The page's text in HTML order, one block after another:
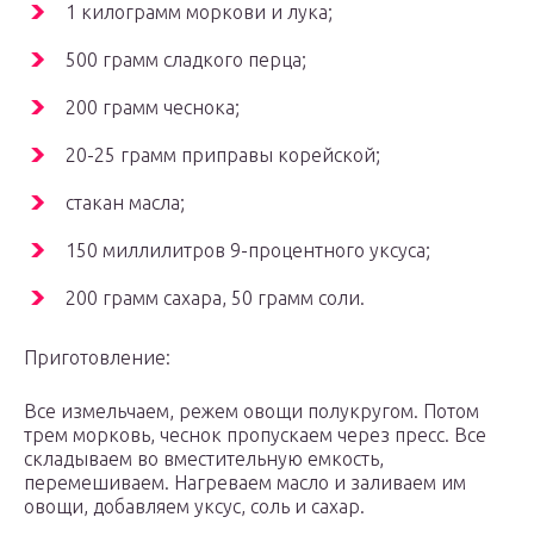
1 килограмм моркови и лука;
500 грамм сладкого перца;
200 грамм чеснока;
20-25 грамм приправы корейской;
стакан масла;
150 миллилитров 9-процентного уксуса;
200 грамм сахара, 50 грамм соли.
Приготовление:
Все измельчаем, режем овощи полукругом. Потом
трем морковь, чеснок пропускаем через пресс. Все
складываем во вместительную емкость,
перемешиваем. Нагреваем масло и заливаем им
овощи, добавляем уксус, соль и сахар.